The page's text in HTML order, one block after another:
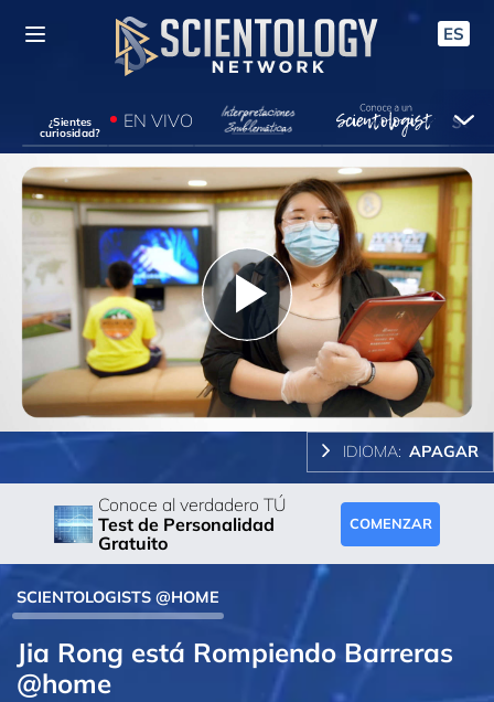
ES
¿Sientes
curiosidad?
EN VIVO
Play
Video
IDIOMA: APAGAR
Conoce al verdadero TÚ
Test de Personalidad
Gratuito
COMENZAR
SCIENTOLOGISTS @HOME
Jia Rong está Rompiendo Barreras
@home